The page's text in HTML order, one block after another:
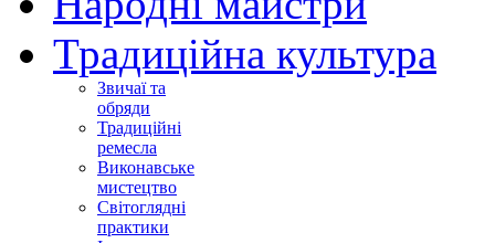
Традиційна культура
Звичаї та
обряди
Традиційні
ремесла
Виконавське
мистецтво
Світоглядні
практики